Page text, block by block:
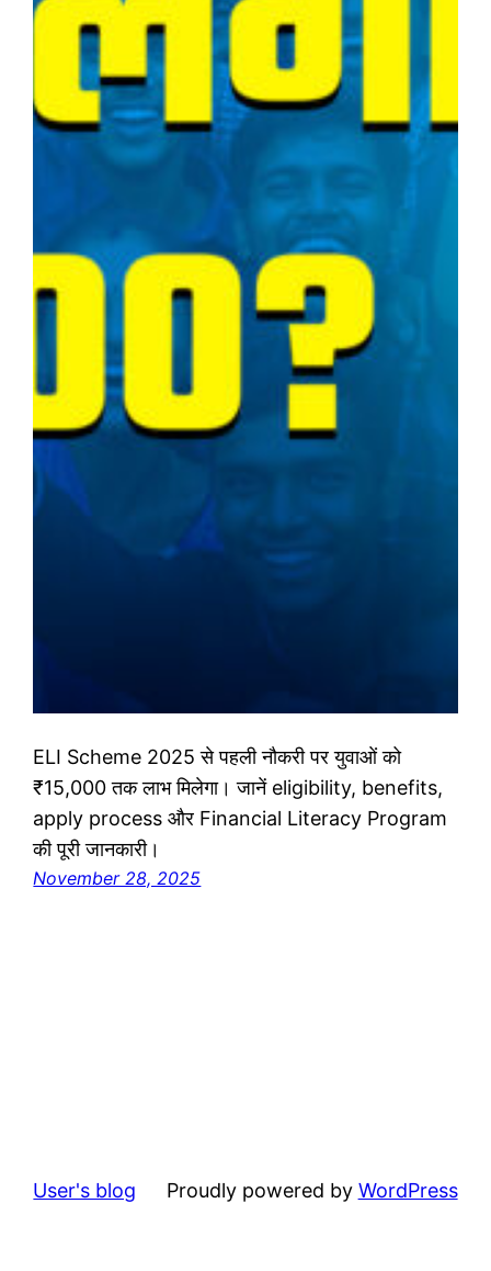
ELI Scheme 2025 से पहली नौकरी पर युवाओं को
₹15,000 तक लाभ मिलेगा। जानें eligibility, benefits,
apply process और Financial Literacy Program
की पूरी जानकारी।
November 28, 2025
User's blog Proudly powered by WordPress